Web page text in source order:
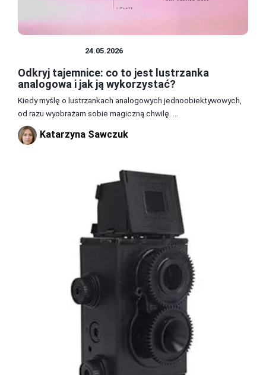
24.05.2026
Odkryj tajemnice: co to jest lustrzanka
analogowa i jak ją wykorzystać?
Kiedy myślę o lustrzankach analogowych jednoobiektywowych,
od razu wyobrażam sobie magiczną chwilę. ...
Katarzyna Sawczuk